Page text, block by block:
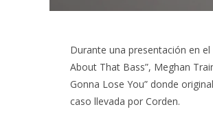
Durante una presentación en
About That Bass”, Meghan
Gonna Lose You” donde
caso llevada por Corden.